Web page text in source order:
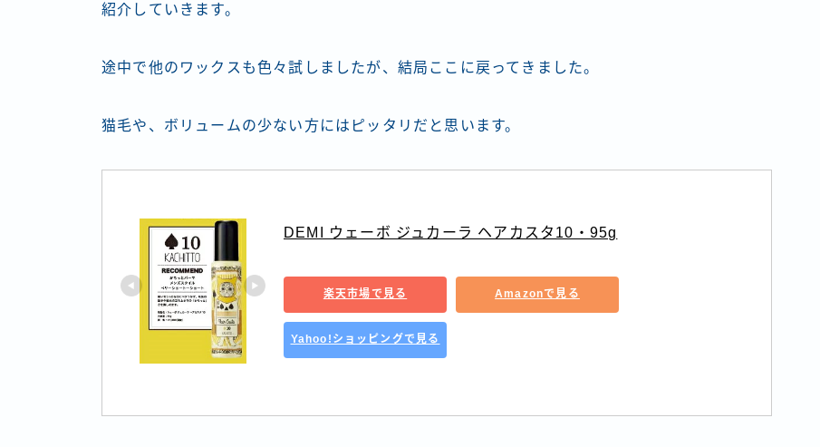
紹介していきます。
途中で他のワックスも色々試しましたが、結局ここに戻ってきました。
猫毛や、ボリュームの少ない方にはピッタリだと思います。
DEMI ウェーボ ジュカーラ ヘアカスタ10・95g
楽天市場で見る Amazonで見る
Yahoo!ショッピングで見る